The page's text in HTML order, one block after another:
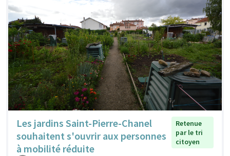
Les jardins Saint-Pierre-Chanel
souhaitent s'ouvrir aux personnes
à mobilité réduite
Retenue
par le tri
citoyen